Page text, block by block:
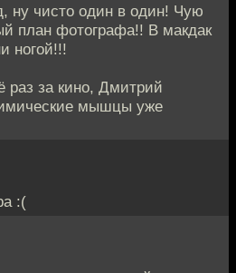
ну чисто один в один! Чую
план фотографа!! В макдак
ногой!!!
за кино, Дмитрий
мышцы уже
:(